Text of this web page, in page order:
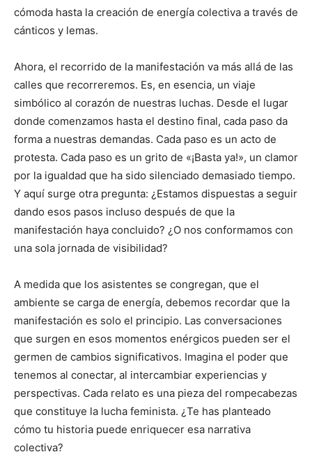
cómoda hasta la creación de energía colectiva a través de
cánticos y lemas.
Ahora, el recorrido de la manifestación va más allá de las
calles que recorreremos. Es, en esencia, un viaje
simbólico al corazón de nuestras luchas. Desde el lugar
donde comenzamos hasta el destino final, cada paso da
forma a nuestras demandas. Cada paso es un acto de
protesta. Cada paso es un grito de «¡Basta ya!», un clamor
por la igualdad que ha sido silenciado demasiado tiempo.
Y aquí surge otra pregunta: ¿Estamos dispuestas a seguir
dando esos pasos incluso después de que la
manifestación haya concluido? ¿O nos conformamos con
una sola jornada de visibilidad?
A medida que los asistentes se congregan, que el
ambiente se carga de energía, debemos recordar que la
manifestación es solo el principio. Las conversaciones
que surgen en esos momentos enérgicos pueden ser el
germen de cambios significativos. Imagina el poder que
tenemos al conectar, al intercambiar experiencias y
perspectivas. Cada relato es una pieza del rompecabezas
que constituye la lucha feminista. ¿Te has planteado
cómo tu historia puede enriquecer esa narrativa
colectiva?